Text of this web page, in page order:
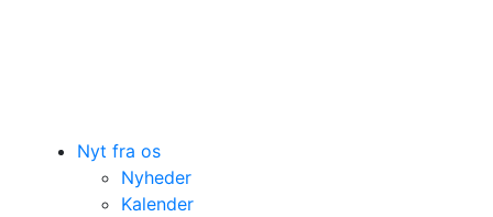
Nyt fra os
Nyheder
Kalender